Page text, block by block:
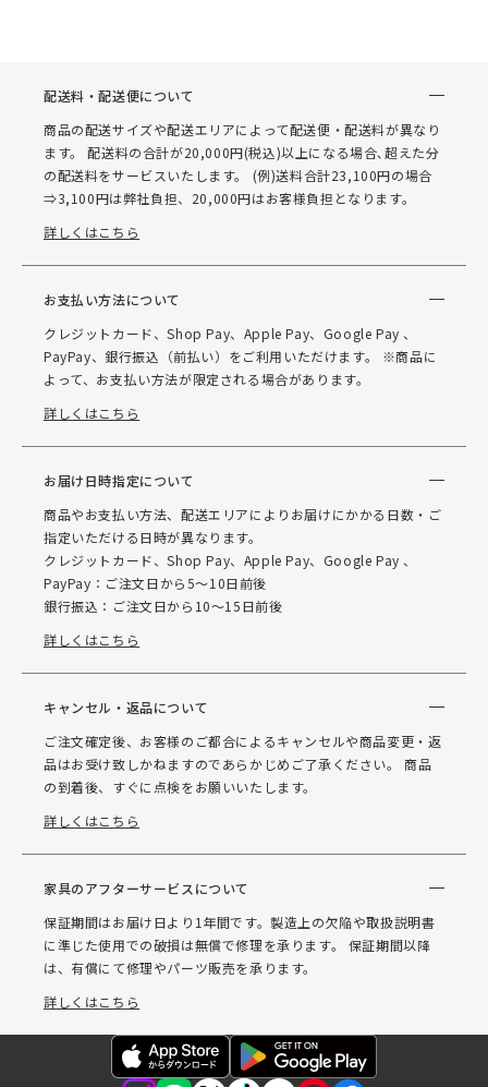
配送料・配送便について
商品の配送サイズや配送エリアによって配送便・配送料が異なり
ます。 配送料の合計が20,000円(税込)以上になる場合､超えた分
の配送料をサービスいたします。 (例)送料合計23,100円の場合
⇒3,100円は弊社負担、20,000円はお客様負担となります。
詳しくはこちら
お支払い方法について
クレジットカード、Shop Pay、Apple Pay、Google Pay 、
PayPay、銀行振込（前払い）をご利用いただけます。 ※商品に
よって、お支払い方法が限定される場合があります。
詳しくはこちら
お届け日時指定について
商品やお支払い方法、配送エリアによりお届けにかかる日数・ご
指定いただける日時が異なります。
クレジットカード、Shop Pay、Apple Pay、Google Pay 、
PayPay：ご注文日から5～10日前後
銀行振込：ご注文日から10～15日前後
詳しくはこちら
キャンセル・返品について
ご注文確定後、お客様のご都合によるキャンセルや商品変更・返
品はお受け致しかねますのであらかじめご了承ください。 商品
の到着後、すぐに点検をお願いいたします。
詳しくはこちら
家具のアフターサービスについて
保証期間はお届け日より1年間です。製造上の欠陥や取扱説明書
に準じた使用での破損は無償で修理を承ります。 保証期間以降
は、有償にて修理やパーツ販売を承ります。
詳しくはこちら